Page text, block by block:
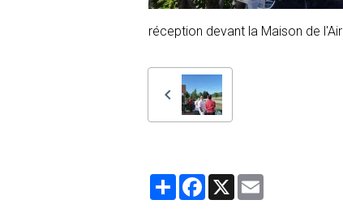
réception devant la Maison de l'Air
PartagerFacebook
X